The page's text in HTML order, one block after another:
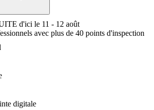
d'ici le 11 - 12 août
avec plus de 40 points d'inspection
digitale